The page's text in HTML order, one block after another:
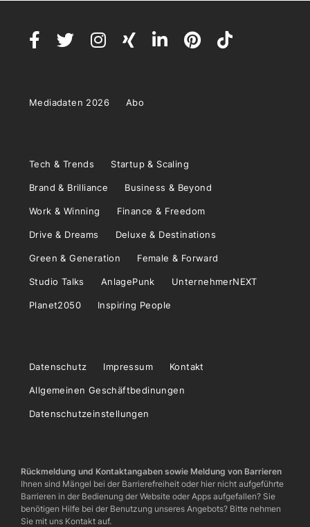
Mediadaten 2026 Abo
Tech & Trends Startup & Scaling
Brand & Brilliance Business & Beyond
Work & Winning Finance & Freedom
Drive & Dreams Deluxe & Destinations
Green & Generation Female & Forward
Studio Talks AnlagePunk UnternehmerNEXT
Planet2050 Inspiring People
Datenschutz Impressum Kontakt
Allgemeinen Geschäftbedinungen
Datenschutzeinstellungen
Rückmeldung und Kontaktangaben sowie Meldung von Barrieren
Ihnen sind Mängel bei der Barrierefreiheit oder hier nicht aufgeführte
Barrieren in der Bedienung der Website oder Apps aufgefallen? Sie
benötigen Hilfe bei der Benutzung unseres Angebots? Bitte nehmen
Sie mit uns Kontakt auf.